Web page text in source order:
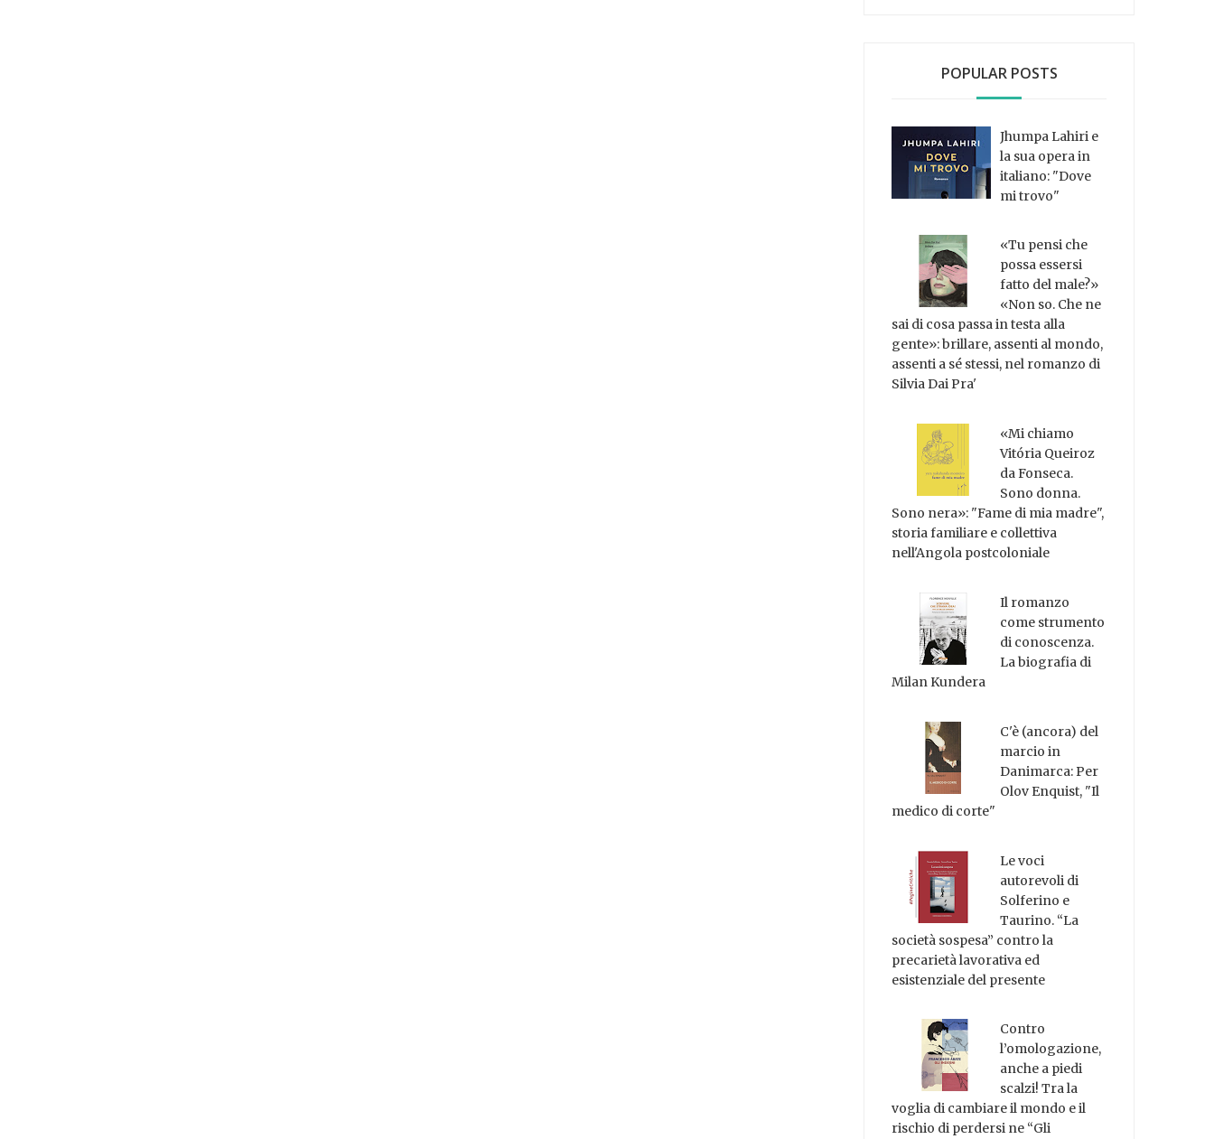
POPULAR POSTS
Jhumpa Lahiri e
la sua opera in
italiano: "Dove
mi trovo"
«Tu pensi che
possa essersi
fatto del male?»
«Non so. Che ne
sai di cosa passa in testa alla
gente»: brillare, assenti al mondo,
assenti a sé stessi, nel romanzo di
Silvia Dai Pra'
«Mi chiamo
Vitória Queiroz
da Fonseca.
Sono donna.
Sono nera»: "Fame di mia madre",
storia familiare e collettiva
nell'Angola postcoloniale
Il romanzo
come strumento
di conoscenza.
La biografia di
Milan Kundera
C'è (ancora) del
marcio in
Danimarca: Per
Olov Enquist, "Il
medico di corte"
Le voci
autorevoli di
Solferino e
Taurino. “La
società sospesa” contro la
precarietà lavorativa ed
esistenziale del presente
Contro
l’omologazione,
anche a piedi
scalzi! Tra la
voglia di cambiare il mondo e il
rischio di perdersi ne “Gli